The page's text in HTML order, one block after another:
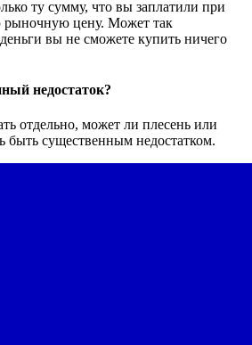
ту сумму, что вы заплатили при
рыночную цену. Может так
вы не сможете купить ничего
недостаток?
отдельно, может ли плесень или
быть существенным недостатком.